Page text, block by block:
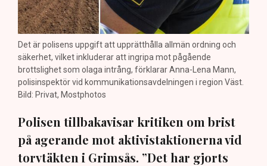
Det är polisens uppgift att upprätthålla allmän ordning och
säkerhet, vilket inkluderar att ingripa mot pågående
brottslighet som olaga intrång, förklarar Anna-Lena Mann,
polisinspektör vid kommunikationsavdelningen i region Väst.
Bild: Privat, Mostphotos
Polisen tillbakavisar kritiken om brist
på agerande mot aktivistaktionerna vid
torvtäkten i Grimsås. ”Det har gjorts